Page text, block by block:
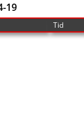
19
Tid